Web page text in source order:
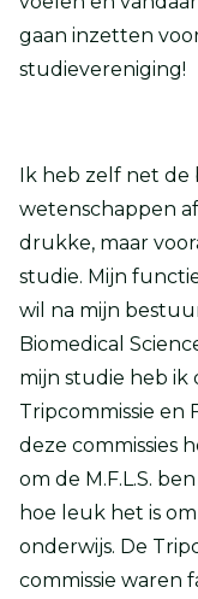
gaan inzetten
studievereniging!
Ik heb zelf net de
wetenschappen
drukke, maar
studie. Mijn
wil na mijn
Biomedical
mijn studie heb ik
Tripcommissie en
deze commissies
om de M.F.L.S.
hoe leuk het is
onderwijs. De
commissie waren